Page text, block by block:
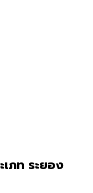
ภท ระยอง